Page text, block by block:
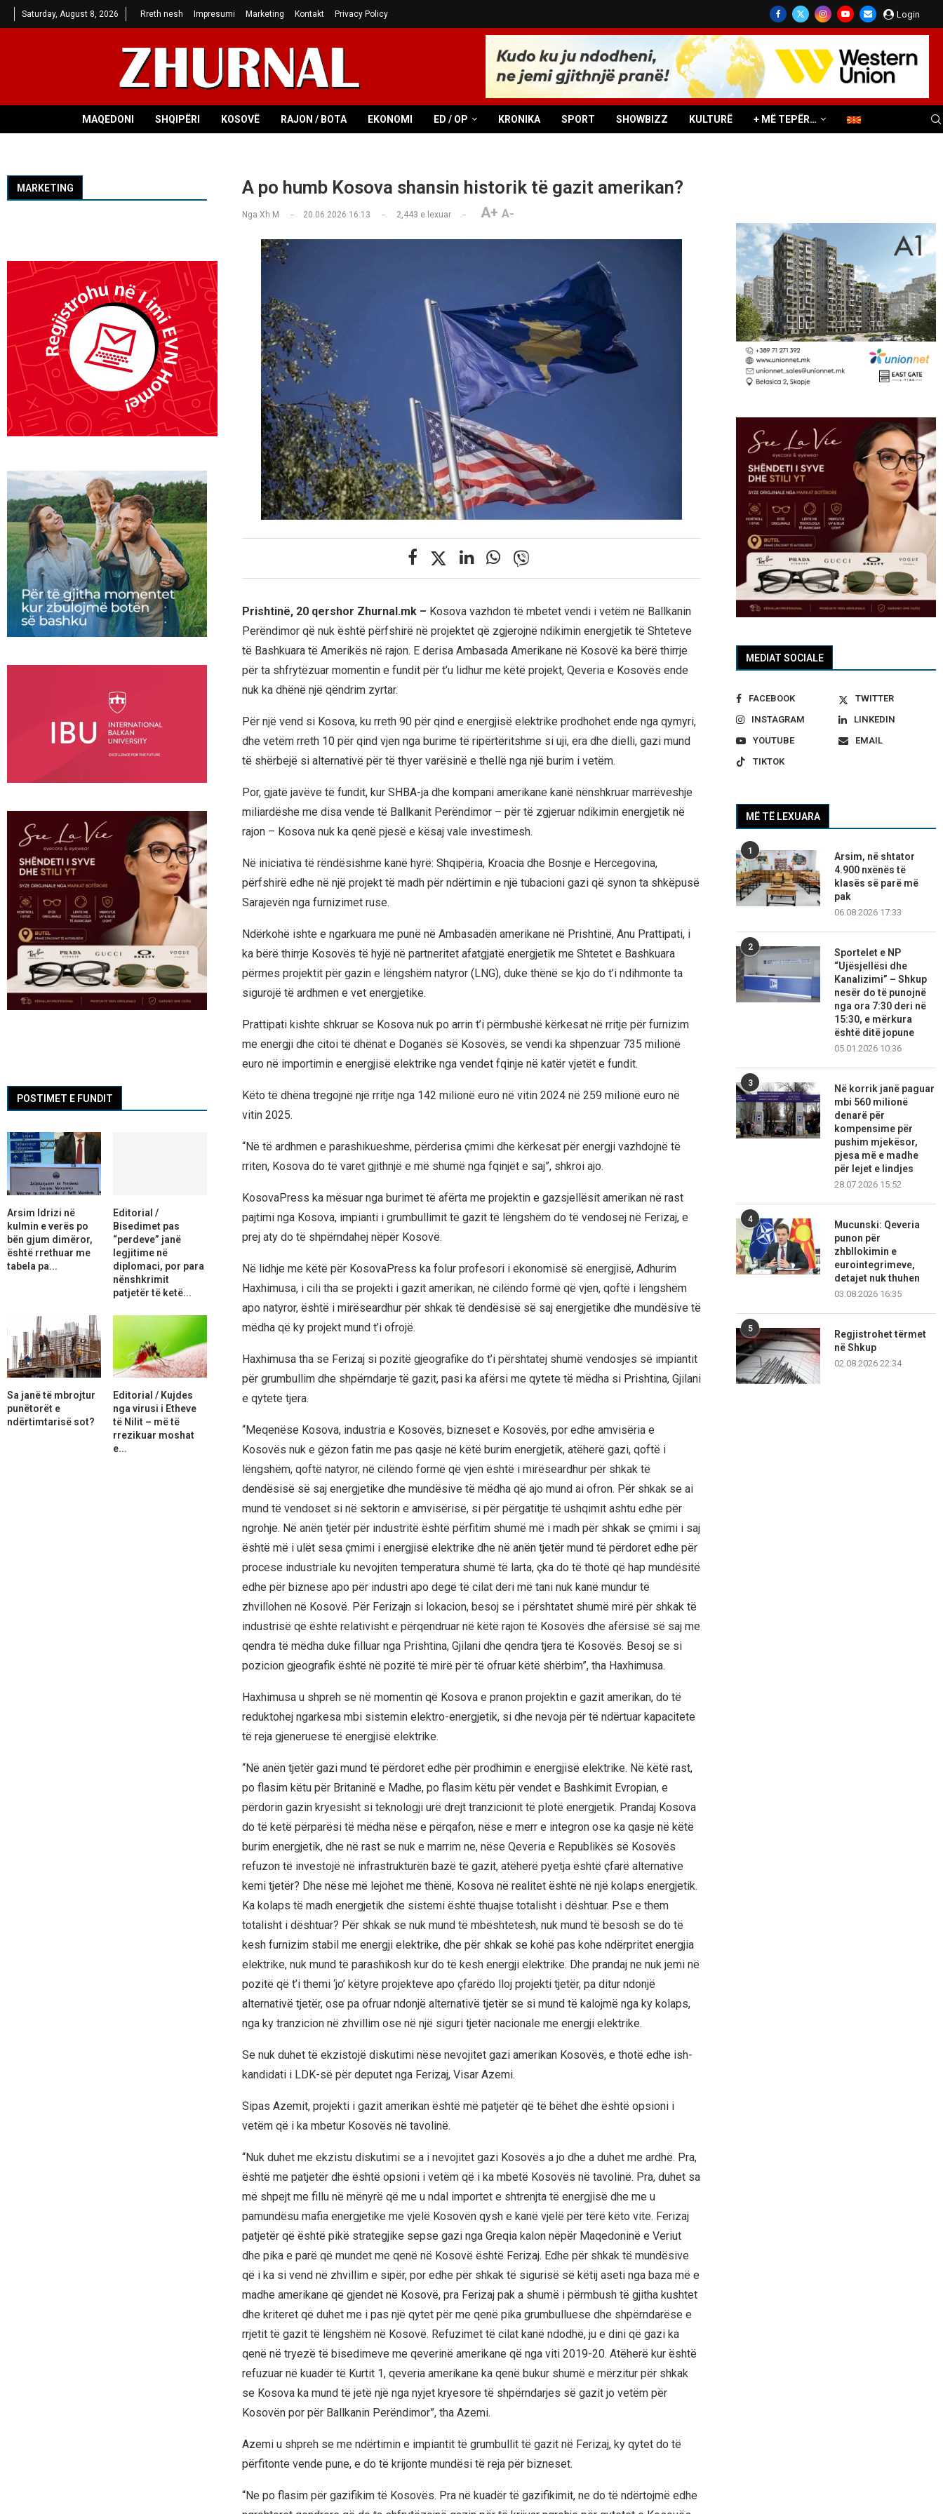
Saturday, August 8, 2026 Rreth nesh Impresumi Marketing Kontakt Privacy Policy Login
MAQEDONI SHQIPËRI KOSOVË RAJON / BOTA EKONOMI ED / OP KRONIKA SPORT SHOWBIZZ KULTURË + MË TEPËR…
​A po humb Kosova shansin historik të gazit amerikan?
Nga Xh M 20.06.2026 16:13 2,443 e lexuar A+ A-
Prishtinë, 20 qershor Zhurnal.mk – Kosova vazhdon të mbetet vendi i vetëm në Ballkanin
Perëndimor që nuk është përfshirë në projektet që zgjerojnë ndikimin energjetik të Shteteve
të Bashkuara të Amerikës në rajon. E derisa Ambasada Amerikane në Kosovë ka bërë thirrje
për ta shfrytëzuar momentin e fundit për t’u lidhur me këtë projekt, Qeveria e Kosovës ende
nuk ka dhënë një qëndrim zyrtar.
Për një vend si Kosova, ku rreth 90 për qind e energjisë elektrike prodhohet ende nga qymyri,
dhe vetëm rreth 10 për qind vjen nga burime të ripërtëritshme si uji, era dhe dielli, gazi mund
të shërbejë si alternativë për të thyer varësinë e thellë nga një burim i vetëm.
Por, gjatë javëve të fundit, kur SHBA-ja dhe kompani amerikane kanë nënshkruar marrëveshje
miliardëshe me disa vende të Ballkanit Perëndimor – për të zgjeruar ndikimin energjetik në
rajon – Kosova nuk ka qenë pjesë e kësaj vale investimesh.
Në iniciativa të rëndësishme kanë hyrë: Shqipëria, Kroacia dhe Bosnje e Hercegovina,
përfshirë edhe në një projekt të madh për ndërtimin e një tubacioni gazi që synon ta shkëpusë
Sarajevën nga furnizimet ruse.
Ndërkohë ishte e ngarkuara me punë në Ambasadën amerikane në Prishtinë, Anu Prattipati, i
ka bërë thirrje Kosovës të hyjë në partneritet afatgjatë energjetik me Shtetet e Bashkuara
përmes projektit për gazin e lëngshëm natyror (LNG), duke thënë se kjo do t’i ndihmonte ta
sigurojë të ardhmen e vet energjetike.
Prattipati kishte shkruar se Kosova nuk po arrin t’i përmbushë kërkesat në rritje për furnizim
me energji dhe citoi të dhënat e Doganës së Kosovës, se vendi ka shpenzuar 735 milionë
euro në importimin e energjisë elektrike nga vendet fqinje në katër vjetët e fundit.
Këto të dhëna tregojnë një rritje nga 142 milionë euro në vitin 2024 në 259 milionë euro në
vitin 2025.
“Në të ardhmen e parashikueshme, përderisa çmimi dhe kërkesat për energji vazhdojnë të
rriten, Kosova do të varet gjithnjë e më shumë nga fqinjët e saj”, shkroi ajo.
KosovaPress ka mësuar nga burimet të afërta me projektin e gazsjellësit amerikan në rast
pajtimi nga Kosova, impianti i grumbullimit të gazit të lëngshëm do të vendosej në Ferizaj, e
prej aty do të shpërndahej nëpër Kosovë.
Në lidhje me këtë për KosovaPress ka folur profesori i ekonomisë së energjisë, Adhurim
Haxhimusa, i cili tha se projekti i gazit amerikan, në cilëndo formë që vjen, qoftë i lëngshëm
apo natyror, është i mirëseardhur për shkak të dendësisë së saj energjetike dhe mundësive të
mëdha që ky projekt mund t’i ofrojë.
Haxhimusa tha se Ferizaj si pozitë gjeografike do t’i përshtatej shumë vendosjes së impiantit
për grumbullim dhe shpërndarje të gazit, pasi ka afërsi me qytete të mëdha si Prishtina, Gjilani
e qytete tjera.
“Meqenëse Kosova, industria e Kosovës, bizneset e Kosovës, por edhe amvisëria e
Kosovës nuk e gëzon fatin me pas qasje në këtë burim energjetik, atëherë gazi, qoftë i
lëngshëm, qoftë natyror, në cilëndo formë që vjen është i mirëseardhur për shkak të
dendësisë së saj energjetike dhe mundësive të mëdha që ajo mund ai ofron. Për shkak se ai
mund të vendoset si në sektorin e amvisërisë, si për përgatitje të ushqimit ashtu edhe për
ngrohje. Në anën tjetër për industritë është përfitim shumë më i madh për shkak se çmimi i saj
është më i ulët sesa çmimi i energjisë elektrike dhe në anën tjetër mund të përdoret edhe për
procese industriale ku nevojiten temperatura shumë të larta, çka do të thotë që hap mundësitë
edhe për biznese apo për industri apo degë të cilat deri më tani nuk kanë mundur të
zhvillohen në Kosovë. Për Ferizajn si lokacion, besoj se i përshtatet shumë mirë për shkak të
industrisë që është relativisht e përqendruar në këtë rajon të Kosovës dhe afërsisë së saj me
qendra të mëdha duke filluar nga Prishtina, Gjilani dhe qendra tjera të Kosovës. Besoj se si
pozicion gjeografik është në pozitë të mirë për të ofruar këtë shërbim”, tha Haxhimusa.
Haxhimusa u shpreh se në momentin që Kosova e pranon projektin e gazit amerikan, do të
reduktohej ngarkesa mbi sistemin elektro-energjetik, si dhe nevoja për të ndërtuar kapacitete
të reja gjeneruese të energjisë elektrike.
“Në anën tjetër gazi mund të përdoret edhe për prodhimin e energjisë elektrike. Në këtë rast,
po flasim këtu për Britaninë e Madhe, po flasim këtu për vendet e Bashkimit Evropian, e
përdorin gazin kryesisht si teknologji urë drejt tranzicionit të plotë energjetik. Prandaj Kosova
do të ketë përparësi të mëdha nëse e përqafon, nëse e merr e integron ose ka qasje në këtë
burim energjetik, dhe në rast se nuk e marrim ne, nëse Qeveria e Republikës së Kosovës
refuzon të investojë në infrastrukturën bazë të gazit, atëherë pyetja është çfarë alternative
kemi tjetër? Dhe nëse më lejohet me thënë, Kosova në realitet është në një kolaps energjetik.
Ka kolaps të madh energjetik dhe sistemi është thuajse totalisht i dështuar. Pse e them
totalisht i dështuar? Për shkak se nuk mund të mbështetesh, nuk mund të besosh se do të
kesh furnizim stabil me energji elektrike, dhe për shkak se kohë pas kohe ndërpritet energjia
elektrike, nuk mund të parashikosh kur do të kesh energji elektrike. Dhe prandaj ne nuk jemi në
pozitë që t’i themi ‘jo’ këtyre projekteve apo çfarëdo lloj projekti tjetër, pa ditur ndonjë
alternativë tjetër, ose pa ofruar ndonjë alternativë tjetër se si mund të kalojmë nga ky kolaps,
nga ky tranzicion në zhvillim ose në një siguri tjetër nacionale me energji elektrike.
Se nuk duhet të ekzistojë diskutimi nëse nevojitet gazi amerikan Kosovës, e thotë edhe ish-
kandidati i LDK-së për deputet nga Ferizaj, Visar Azemi.
Sipas Azemit, projekti i gazit amerikan është më patjetër që të bëhet dhe është opsioni i
vetëm që i ka mbetur Kosovës në tavolinë.
“Nuk duhet me ekzistu diskutimi se a i nevojitet gazi Kosovës a jo dhe a duhet me ardhë. Pra,
është me patjetër dhe është opsioni i vetëm që i ka mbetë Kosovës në tavolinë. Pra, duhet sa
më shpejt me fillu në mënyrë që me u ndal importet e shtrenjta të energjisë dhe me u
pamundësu mafia energjetike me vjelë Kosovën qysh e kanë vjelë për tërë këto vite. Ferizaj
patjetër që është pikë strategjike sepse gazi nga Greqia kalon nëpër Maqedoninë e Veriut
dhe pika e parë që mundet me qenë në Kosovë është Ferizaj. Edhe për shkak të mundësive
që i ka si vend në zhvillim e sipër, por edhe për shkak të sigurisë së këtij aseti nga baza më e
madhe amerikane që gjendet në Kosovë, pra Ferizaj pak a shumë i përmbush të gjitha kushtet
dhe kriteret që duhet me i pas një qytet për me qenë pika grumbulluese dhe shpërndarëse e
rrjetit të gazit të lëngshëm në Kosovë. Refuzimet të cilat kanë ndodhë, ju e dini që gazi ka
qenë në tryezë të bisedimeve me qeverinë amerikane që nga viti 2019-20. Atëherë kur është
refuzuar në kuadër të Kurtit 1, qeveria amerikane ka qenë bukur shumë e mërzitur për shkak
se Kosova ka mund të jetë një nga nyjet kryesore të shpërndarjes së gazit jo vetëm për
Kosovën por për Ballkanin Perëndimor”, tha Azemi.
Azemi u shpreh se me ndërtimin e impiantit të grumbullit të gazit në Ferizaj, ky qytet do të
përfitonte vende pune, e do të krijonte mundësi të reja për bizneset.
“Ne po flasim për gazifikim të Kosovës. Pra në kuadër të gazifikimit, ne do të ndërtojmë edhe
MEDIAT SOCIALE
FACEBOOK
TWITTER
INSTAGRAM
LINKEDIN
YOUTUBE
EMAIL
TIKTOK
MË TË LEXUARA
1
Arsim, në shtator
4.900 nxënës të
klasës së parë më
pak
06.08.2026 17:33
2
Sportelet e NP
“Ujësjellësi dhe
Kanalizimi” – Shkup
nesër do të punojnë
nga ora 7:30 deri në
15:30, e mërkura
është ditë jopune
05.01.2026 10:36
3
Në korrik janë paguar
mbi 560 milionë
denarë për
kompensime për
pushim mjekësor,
pjesa më e madhe
për lejet e lindjes
28.07.2026 15:52
4
Mucunski: Qeveria
punon për
zhbllokimin e
eurointegrimeve,
detajet nuk thuhen
03.08.2026 16:35
5
Regjistrohet tërmet
në Shkup
02.08.2026 22:34
MARKETING
POSTIMET E FUNDIT
Arsim Idrizi në
kulmin e verës po
bën gjum dimëror,
është rrethuar me
tabela pa...
Editorial /
Bisedimet pas
“perdeve” janë
legjitime në
diplomaci, por para
nënshkrimit
patjetër të ketë...
Sa janë të mbrojtur
punëtorët e
ndërtimtarisë sot?
Editorial / Kujdes
nga virusi i Etheve
të Nilit – më të
rrezikuar moshat
e...